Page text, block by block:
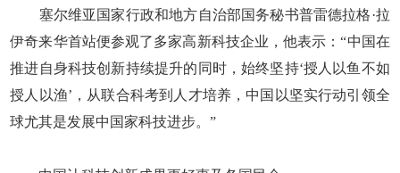
塞尔维亚国家行政和地方自治部国务秘书普雷德拉格·拉
伊奇来华首站便参观了多家高新科技企业，他表示：“中国在
推进自身科技创新持续提升的同时，始终坚持‘授人以鱼不如
授人以渔’，从联合科考到人才培养，中国以坚实行动引领全
球尤其是发展中国家科技进步。”